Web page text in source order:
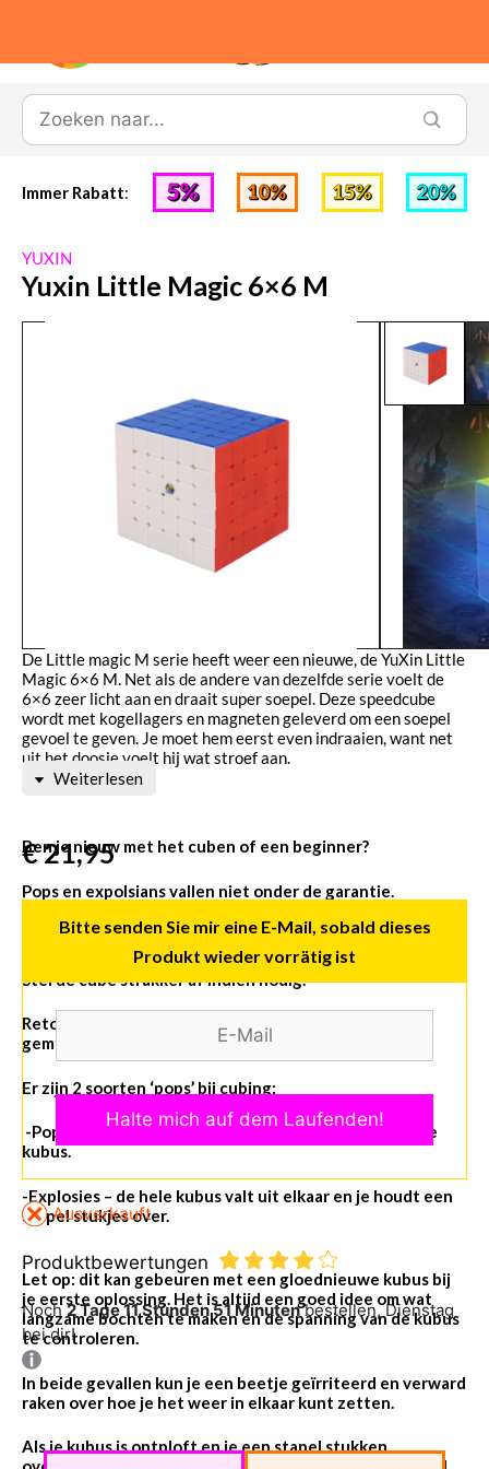
Immer Rabatt:
De Little magic M serie heeft weer een nieuwe, de YuXin Little
Magic 6×6 M. Net als de andere van dezelfde serie voelt de
6×6 zeer licht aan en draait super soepel. Deze speedcube
wordt met kogellagers en magneten geleverd om een soepel
gevoel te geven. Je moet hem eerst even indraaien, want net
uit het doosje voelt hij wat stroef aan.
Ben je nieuw met het cuben of een beginner?
Pops en expolsians vallen niet onder de garantie.
Wees dus voorzichtig bij het maken van eerste turns.
Stel de cube strakker af indien nodig.
Retouren worden alleen geaccepteerd voor compleet
gemonteerde kubussen.
Er zijn 2 soorten ‘pops’ bij cubing:
-Pops – Een enkel stuk (of een paar stukjes) valt uit de
kubus.
-Explosies – de hele kubus valt uit elkaar en je houdt een
stapel stukjes over.
Let op: dit kan gebeuren met een gloednieuwe kubus bij
je eerste oplossing. Het is altijd een goed idee om wat
langzame bochten te maken en de spanning van de kubus
te controleren.
In beide gevallen kun je een beetje geïrriteerd en verward
raken over hoe je het weer in elkaar kunt zetten.
Als je kubus is ontploft en je een stapel stukken
Weiterlesen
€21,95
Ausverkauft
Bitte senden Sie mir eine E-Mail, sobald dieses
Produkt wieder vorrätig ist
Produktbewertungen
Noch 2 Tage 11 Stunden 51 Minutenbestellen, Dienstag
bei dir!
YUXIN
Yuxin Little Magic 6×6 M